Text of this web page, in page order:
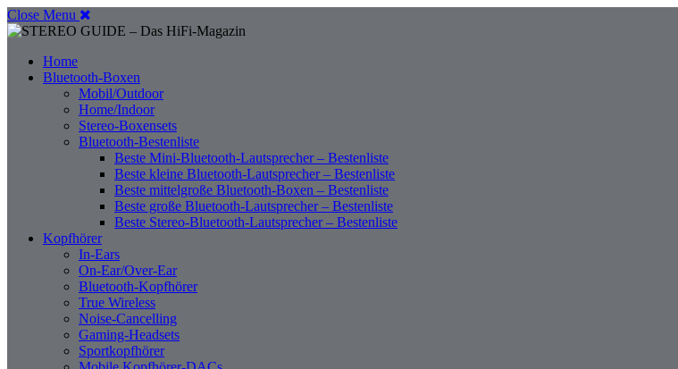
Close Menu
Home
Bluetooth-Boxen
Mobil/Outdoor
Home/Indoor
Stereo-Boxensets
Bluetooth-Bestenliste
Beste Mini-Bluetooth-Lautsprecher – Bestenliste
Beste kleine Bluetooth-Lautsprecher – Bestenliste
Beste mittelgroße Bluetooth-Boxen – Bestenliste
Beste große Bluetooth-Lautsprecher – Bestenliste
Beste Stereo-Bluetooth-Lautsprecher – Bestenliste
Kopfhörer
In-Ears
On-Ear/Over-Ear
Bluetooth-Kopfhörer
True Wireless
Noise-Cancelling
Gaming-Headsets
Sportkopfhörer